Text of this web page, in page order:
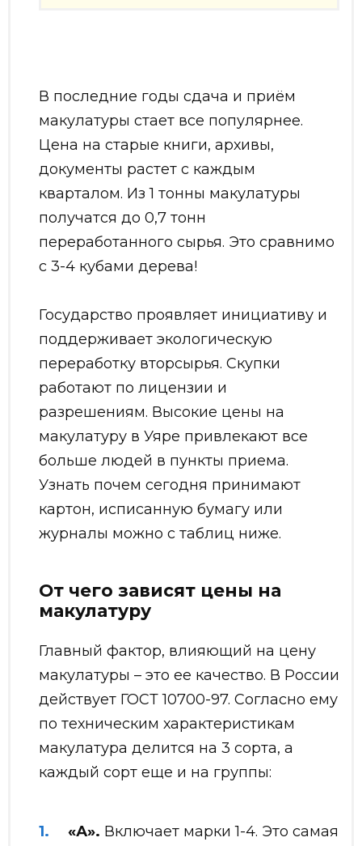
В последние годы сдача и приём
макулатуры стает все популярнее.
Цена на старые книги, архивы,
документы растет с каждым
кварталом. Из 1 тонны макулатуры
получатся до 0,7 тонн
переработанного сырья. Это сравнимо
с 3-4 кубами дерева!
Государство проявляет инициативу и
поддерживает экологическую
переработку вторсырья. Скупки
работают по лицензии и
разрешениям. Высокие цены на
макулатуру в Уяре привлекают все
больше людей в пункты приема.
Узнать почем сегодня принимают
картон, исписанную бумагу или
журналы можно с таблиц ниже.
От чего зависят цены на
макулатуру
Главный фактор, влияющий на цену
макулатуры – это ее качество. В России
действует ГОСТ 10700-97. Согласно ему
по техническим характеристикам
макулатура делится на 3 сорта, а
каждый сорт еще и на группы:
«А». Включает марки 1-4. Это самая